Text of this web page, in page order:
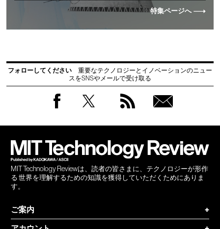
特集ページへ
フォローしてください
重要なテクノロジーとイノベーションのニュー
スをSNSやメールで受け取る
MIT Technology Reviewは、読者の皆さまに、テクノロジーが形作
る 世界を理解するための知識を獲得していただくためにありま
す。
ご案内
+